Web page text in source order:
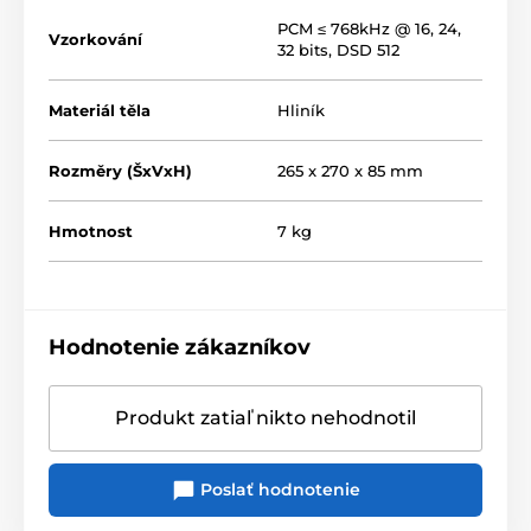
Operačné zosilňovače V7 Vivid
Bezdrôtový príjem cez Bluetooth 5.0 s kodekmi aptX
HD aj LDAC
Nové diaľkové ovládanie
Vzorkování
PCM ≤ 768kHz @ 16, 24,
32 bits, DSD 512
Materiál těla Hliník
Rozměry (ŠxVxH) 265 x 270 x 85 mm
Hmotnost 7 kg
Hodnotenie zákazníkov
Produkt zatiaľ nikto nehodnotil
Poslať hodnotenie